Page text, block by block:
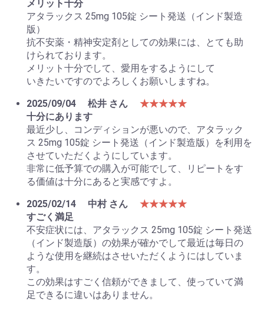
お買い物を続ける カートへ進む
メリット十分
アタラックス 25mg 105錠 シート発送（インド製造
版）
抗不安薬・精神安定剤としての効果には、とても助
けられております。
メリット十分でして、愛用をするようにして
いきたいですのでよろしくお願いしますね。
2025/09/04
松井 さん
★★★★★
十分にあります
最近少し、コンディションが悪いので、アタラック
ス 25mg 105錠 シート発送（インド製造版）を利用を
させていただくようにしています。
非常に低予算での購入が可能でして、リピートをす
る価値は十分にあると実感ですよ。
2025/02/14
中村 さん
★★★★★
すごく満足
不安症状には、アタラックス 25mg 105錠 シート発送
（インド製造版）の効果が確かでして最近は毎日の
ような使用を継続はさせいただくようにはしていま
す。
この効果はすごく信頼ができまして、使っていて満
足できるに違いはありません。